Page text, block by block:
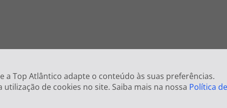
a Top Atlântico adapte o conteúdo às suas preferências.
de cookies no site. Saiba mais na nossa Política